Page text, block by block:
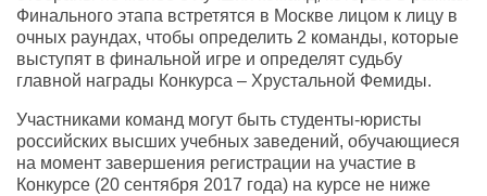
Финального этапа встретятся в Москве лицом к лицу в
очных раундах, чтобы определить 2 команды, которые
выступят в финальной игре и определят судьбу
главной награды Конкурса – Хрустальной Фемиды.
Участниками команд могут быть студенты-юристы
российских высших учебных заведений, обучающиеся
на момент завершения регистрации на участие в
Конкурсе (20 сентября 2017 года) на курсе не ниже